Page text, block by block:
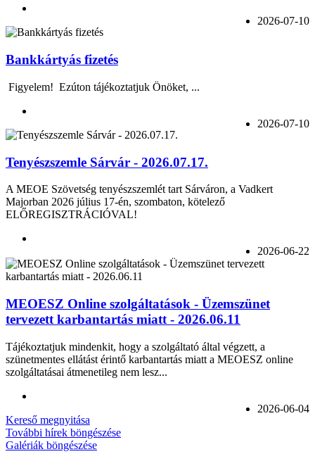
2026-07-10
Bankkártyás fizetés
Figyelem! Ezúton tájékoztatjuk Önöket, ...
2026-07-10
Tenyészszemle Sárvár - 2026.07.17.
A MEOE Szövetség tenyészszemlét tart Sárváron, a Vadkert
Majorban 2026 július 17-én, szombaton, kötelező
ELŐREGISZTRÁCIÓVAL!
2026-06-22
MEOESZ Online szolgáltatások - Üzemszünet
tervezett karbantartás miatt - 2026.06.11
Tájékoztatjuk mindenkit, hogy a szolgáltató által végzett, a
szünetmentes ellátást érintő karbantartás miatt a MEOESZ online
szolgáltatásai átmenetileg nem lesz...
2026-06-04
Kereső megnyitása
További hírek böngészése
Galériák böngészése